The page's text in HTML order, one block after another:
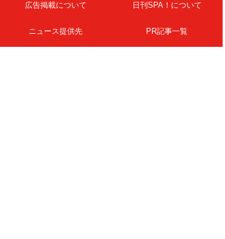
広告掲載について 日刊SPA！について
ニュース提供先 PR記事一覧